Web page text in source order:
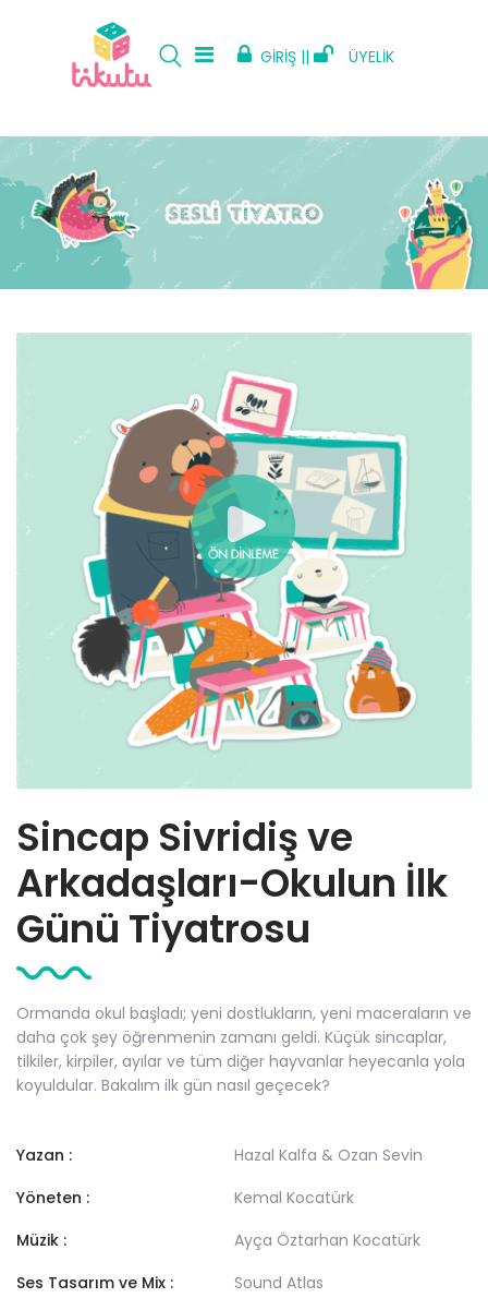
GİRİŞ || ÜYELİK
Sincap Sivridiş ve
Arkadaşları-Okulun İlk
Günü Tiyatrosu
Ormanda okul başladı; yeni dostlukların, yeni maceraların ve
daha çok şey öğrenmenin zamanı geldi. Küçük sincaplar,
tilkiler, kirpiler, ayılar ve tüm diğer hayvanlar heyecanla yola
koyuldular. Bakalım ilk gün nasıl geçecek?
Yazan :
Hazal Kalfa & Ozan Sevin
Yöneten :
Kemal Kocatürk
Müzik :
Ayça Öztarhan Kocatürk
Ses Tasarım ve Mix :
Sound Atlas